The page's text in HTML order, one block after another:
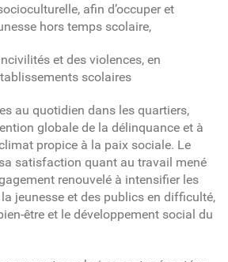
afin d’occuper et
hors temps scolaire,
et des violences, en
scolaires
au quotidien dans les quartiers,
globale de la délinquance et à
propice à la paix sociale. Le
satisfaction quant au travail mené
renouvelé à intensifier les
jeunesse et des publics en difficulté,
être et le développement social du